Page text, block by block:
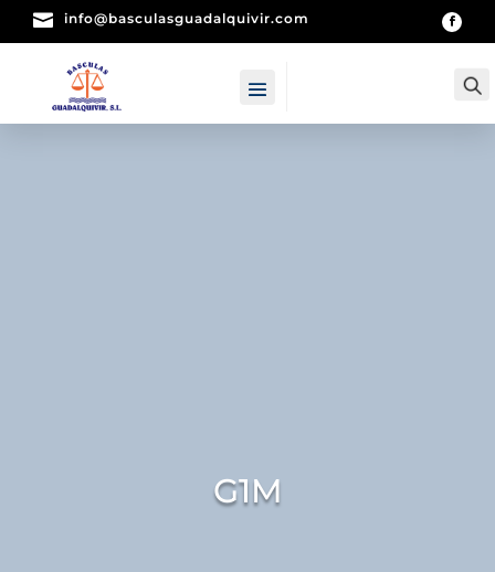
 info@basculasguadalquivir.com
G1M